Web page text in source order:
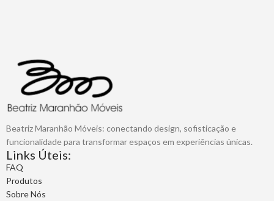
Beatriz Maranhão Móveis: conectando design, sofisticação e
funcionalidade para transformar espaços em experiências únicas.
Links Úteis:
FAQ
Produtos
Sobre Nós